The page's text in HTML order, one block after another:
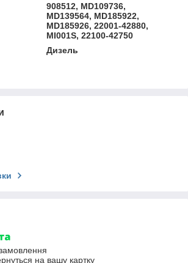
908512, MD109736,
MD139564, MD185922,
MD185926, 22001-42880,
MI001S, 22100-42750
Дизель
на вашу картку